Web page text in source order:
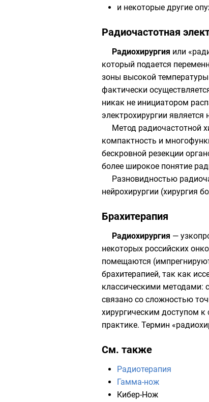
и некоторые другие
Радиочастотная
Радиохирургия или
который подается
зоны высокой
фактически
никак не инициатором
электрохирургии является
Метод радиочастотной
компактность и
бескровной резекции
более широкое понятие
Разновидностью
нейрохирургии (хирургия
Брахитерапия
Радиохирургия —
некоторых российских
помещаются
брахитерапией, так как
классическими методами:
связано со сложностью
хирургическим доступом
практике. Термин
См. также
Радиотерапия
Гамма-нож
Кибер-Нож